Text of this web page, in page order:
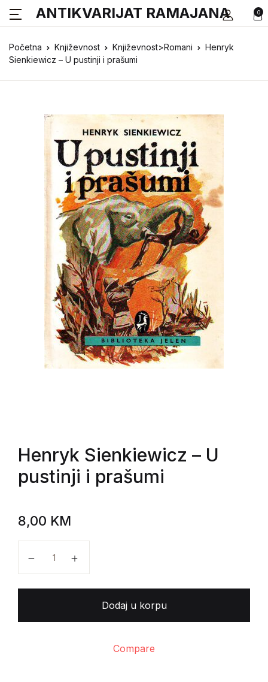
0
ANTIKVARIJAT RAMAJANA
Početna Književnost Književnost>Romani
Henryk
Sienkiewicz – U pustinji i prašumi
Henryk Sienkiewicz – U
pustinji i prašumi
8,00 KM
Dodaj u korpu
Compare